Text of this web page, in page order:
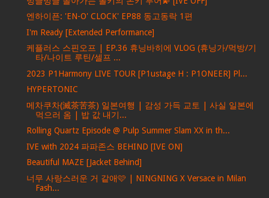
엔하이픈: 'EN-O' CLOCK' EP88 동고동락 1편
I'm Ready [Extended Performance]
케플러스 스핀오프 | EP.36 휴닝바히에 VLOG (휴닝가/먹방/기
타/나이트 루틴/셀프 ...
2023 P1Harmony LIVE TOUR [P1ustage H : P1ONEER] Pl...
HYPERTONIC
메차쿠차(滅茶苦茶) 일본여행 | 감성 가득 교토 | 사실 일본에
먹으러 옴 | 밥 값 내기...
Rolling Quartz Episode @ Pulp Summer Slam XX in th...
IVE with 2024 파파존스 BEHIND [IVE ON]
Beautiful MAZE [Jacket Behind]
너무 사랑스러운 거 같애🩷 | NINGNING X Versace in Milan
Fash...